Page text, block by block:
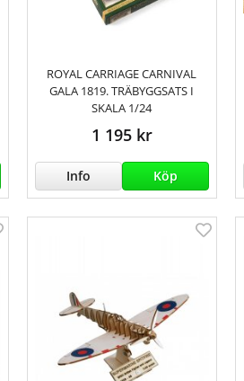
ROYAL CARRIAGE CARNIVAL
GALA 1819. TRÄBYGGSATS I
SKALA 1/24
1 195 kr
Info Köp